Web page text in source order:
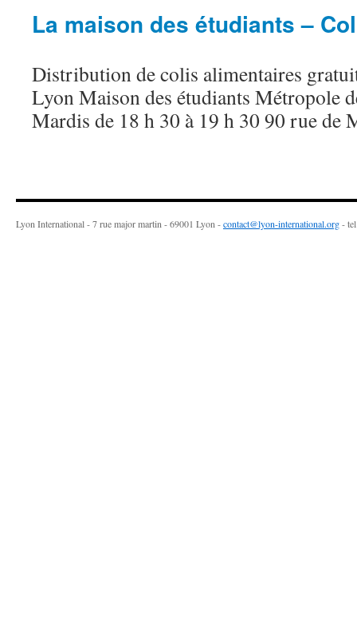
La maison des étudiants –
Distribution de colis alimentaires
Lyon Maison des étudiants Métropole
Mardis de 18 h 30 à 19 h 30 90 rue de
Lyon International - 7 rue major martin - 69001 Lyon -contact@lyon-international.org-